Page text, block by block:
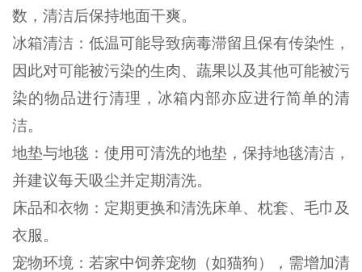
数，清洁后保持地面干爽。
冰箱清洁：低温可能导致病毒滞留且保有传染性，
因此对可能被污染的生肉、蔬果以及其他可能被污
染的物品进行清理，冰箱内部亦应进行简单的清
洁。
地垫与地毯：使用可清洗的地垫，保持地毯清洁，
并建议每天吸尘并定期清洗。
床品和衣物：定期更换和清洗床单、枕套、毛巾及
衣服。
宠物环境：若家中饲养宠物（如猫狗），需增加清